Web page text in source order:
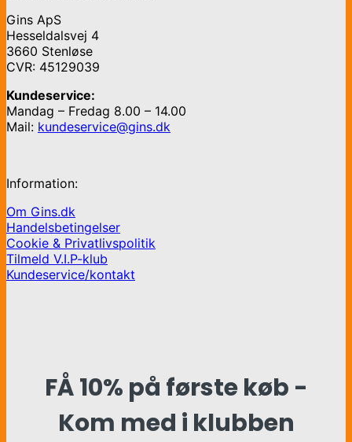
Gins ApS
Hesseldalsvej 4
3660 Stenløse
CVR: 45129039
Kundeservice:
Mandag – Fredag 8.00 – 14.00
Mail: kundeservice@gins.dk
Information:
Om Gins.dk
Handelsbetingelser
Cookie & Privatlivspolitik
Tilmeld V.I.P-klub
Kundeservice/kontakt
FÅ 10% på første køb -
Kom med i klubben